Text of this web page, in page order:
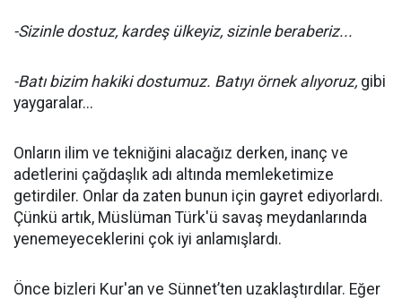
-Sizinle dostuz, kardeş ülkeyiz, sizinle beraberiz...
-Batı bizim hakiki dostumuz. Batıyı örnek alıyoruz, gibi
yaygaralar...
Onların ilim ve tekniğini alacağız derken, inanç ve
adetlerini çağdaşlık adı altında memleketimize
getirdiler. Onlar da zaten bunun için gayret ediyorlardı.
Çünkü artık, Müslüman Türk'ü savaş meydanlarında
yenemeyeceklerini çok iyi anlamışlardı.
Önce bizleri Kur'an ve Sünnet’ten uzaklaştırdılar. Eğer